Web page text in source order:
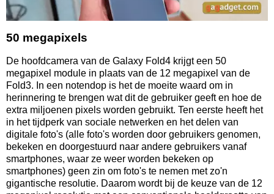
50 megapixels
De hoofdcamera van de Galaxy Fold4 krijgt een 50
megapixel module in plaats van de 12 megapixel van de
Fold3. In een notendop is het de moeite waard om in
herinnering te brengen wat dit de gebruiker geeft en hoe de
extra miljoenen pixels worden gebruikt. Ten eerste heeft het
in het tijdperk van sociale netwerken en het delen van
digitale foto's (alle foto's worden door gebruikers genomen,
bekeken en doorgestuurd naar andere gebruikers vanaf
smartphones, waar ze weer worden bekeken op
smartphones) geen zin om foto's te nemen met zo'n
gigantische resolutie. Daarom wordt bij de keuze van de 12